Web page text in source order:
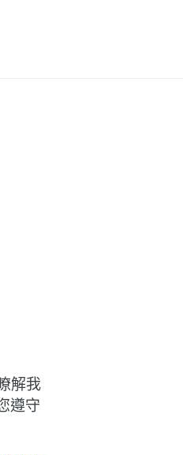
解我
遵守